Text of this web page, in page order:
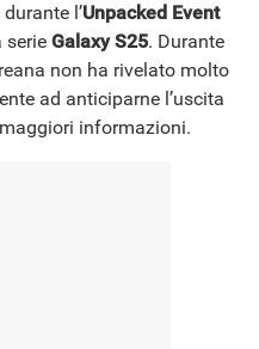
l’Unpacked Event
serie Galaxy S25. Durante
non ha rivelato molto
ad anticiparne l’uscita
informazioni.